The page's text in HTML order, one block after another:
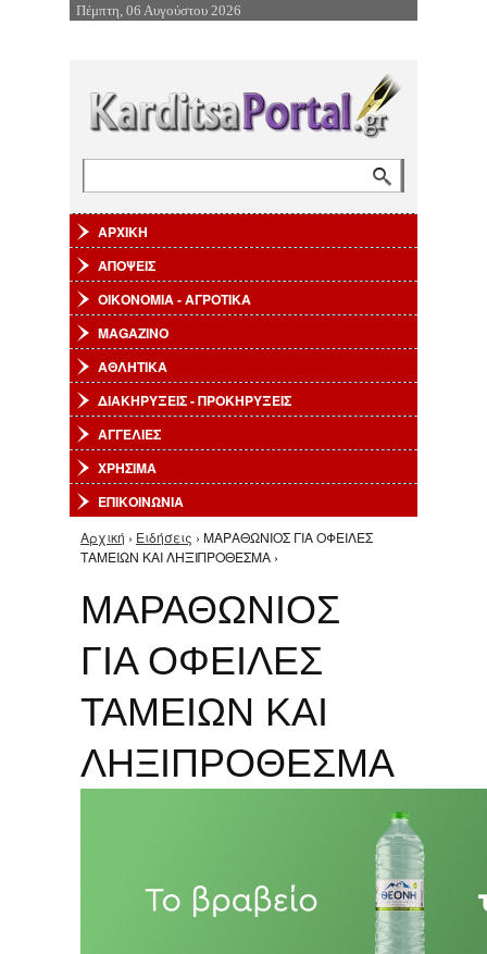
Επιστροφή στην Πλοήγηση
Πέμπτη, 06 Αυγούστου 2026
ΑΡΧΙΚΗ
ΑΠΟΨΕΙΣ
ΟΙΚΟΝΟΜΙΑ - ΑΓΡΟΤΙΚΑ
MAGAZINO
ΑΘΛΗΤΙΚΑ
ΔΙΑΚΗΡΥΞΕΙΣ - ΠΡΟΚΗΡΥΞΕΙΣ
ΑΓΓΕΛΙΕΣ
ΧΡΗΣΙΜΑ
ΕΠΙΚΟΙΝΩΝΙΑ
Είστε εδώ
Αρχική › Ειδήσεις › ΜΑΡΑΘΩΝΙΟΣ ΓΙΑ ΟΦΕΙΛΕΣ
ΤΑΜΕΙΩΝ ΚΑΙ ΛΗΞΙΠΡΟΘΕΣΜΑ ›
ΜΑΡΑΘΩΝΙΟΣ
ΓΙΑ ΟΦΕΙΛΕΣ
ΤΑΜΕΙΩΝ ΚΑΙ
ΛΗΞΙΠΡΟΘΕΣΜΑ